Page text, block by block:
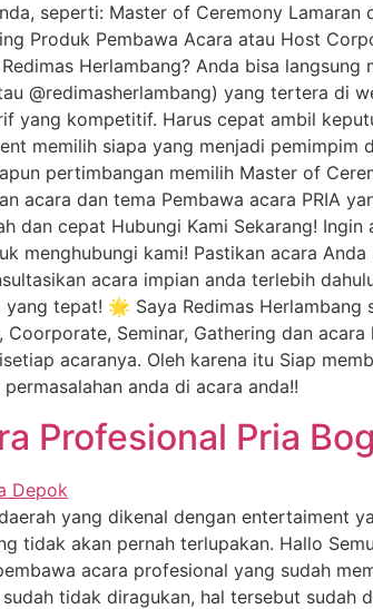
seperti: Master of Ceremony
Produk Pembawa Acara atau Host
Herlambang? Anda bisa
@redimasherlambang) yang tertera di
yang kompetitif. Harus cepat ambil
memilih siapa yang menjadi pemimpim
pertimbangan memilih Master of
acara dan tema Pembawa acara PRIA
dan cepat Hubungi Kami Sekarang!
menghubungi kami! Pastikan acara
acara impian anda terlebih
tepat! 🌟 Saya Redimas
Seminar, Gathering dan
acaranya. Oleh karena itu Siap
anda di acara anda!!
Profesional Pria
yang dikenal dengan entertaiment
tidak akan pernah terlupakan. Hallo
acara profesional yang sudah
tidak diragukan, hal tersebut